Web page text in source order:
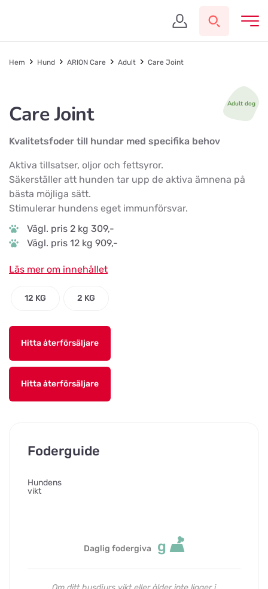
Hem Hund ARION Care Adult Care Joint
Adult dog
Care Joint
Kvalitetsfoder till hundar med specifika behov
Aktiva tillsatser, oljor och fettsyror.
Säkerställer att hunden tar upp de aktiva ämnena på
bästa möjliga sätt.
Stimulerar hundens eget immunförsvar.
Vägl. pris 2 kg 309,-
Vägl. pris 12 kg 909,-
Läs mer om innehållet
12 KG 2 KG
Hitta återförsäljare
Hitta återförsäljare
Foderguide
Hundens
vikt
Daglig fodergiva g